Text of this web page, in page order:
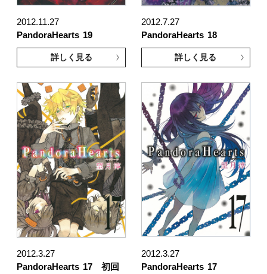
2012.11.27
PandoraHearts 19
詳しく見る
2012.7.27
PandoraHearts 18
詳しく見る
2012.3.27
PandoraHearts 17 初回
2012.3.27
PandoraHearts 17